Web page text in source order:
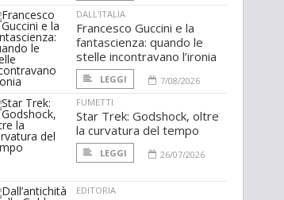
DALL'ITALIA
Francesco Guccini e la
fantascienza: quando le
stelle incontravano l’ironia
LEGGI
7/08/2026
FUMETTI
Star Trek: Godshock, oltre
la curvatura del tempo
LEGGI 26/07/2026
EDITORIA